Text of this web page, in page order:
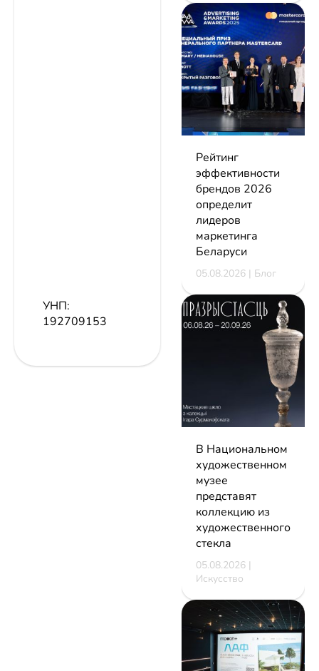
УНП:
192709153
Рейтинг
эффективности
брендов 2026
определит
лидеров
маркетинга
Беларуси
05.08.2026 | Блог
В Национальном
художественном
музее
представят
коллекцию из
художественного
стекла
05.08.2026 |
Искусство